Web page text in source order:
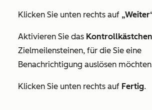
Klicken Sie unten rechts auf
Aktivieren Sie das Kontrollkästchen
Zielmeilensteinen, für die Sie eine
Benachrichtigung auslösen
Klicken Sie unten rechts auf Fertig.